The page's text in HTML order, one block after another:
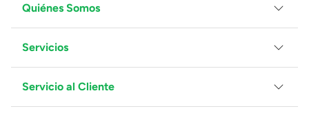
Quiénes Somos
Grupo Juguetron
Localiza tu tienda
Blog
Servicios
Facturación
Proveedores
Servicio al Cliente